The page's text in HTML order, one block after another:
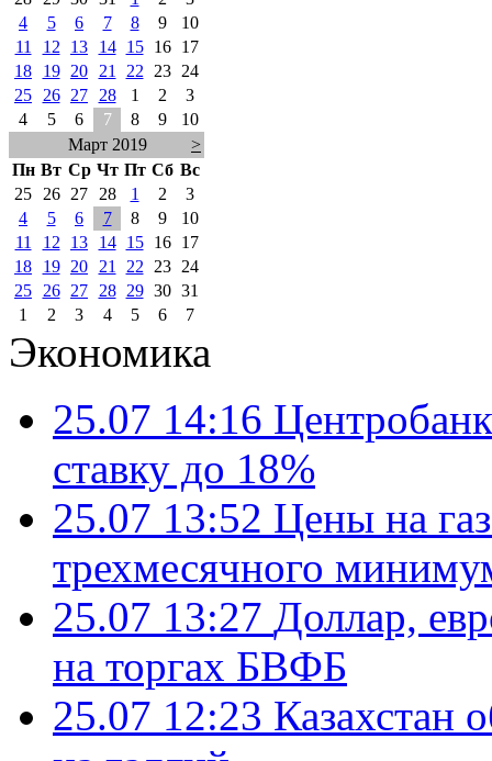
4
5 6 7 8 9
10
11
12 13 14 15 16
17
18
19 20 21 22 23
24
25
26 27 28 1 2
3
4
5 6 7 8 9
10
Март 2019
>
Пн Вт Ср Чт Пт Сб Вс
25
26 27 28 1 2
3
4
5 6 7 8 9
10
11
12 13 14 15 16
17
18
19 20 21 22 23
24
25
26 27 28 29 30 31
1
2 3 4 5 6 7
Экономика
25.07 14:16
ставку до 18%
25.07 13:52 Цены на
трехмесячного
25.07 13:27 Доллар,
на торгах БВФБ
25.07 12:23 Казахстан